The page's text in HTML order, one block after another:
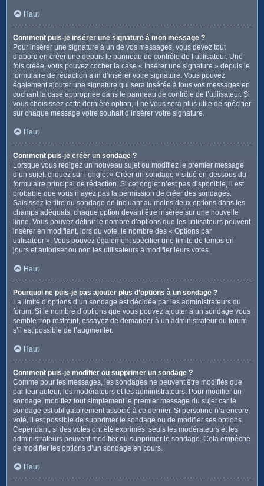
Haut
Comment puis-je insérer une signature à mon message ?
Pour insérer une signature à un de vos messages, vous devez tout
d’abord en créer une depuis le panneau de contrôle de l’utilisateur. Une
fois créée, vous pouvez cocher la case « Insérer une signature » depuis le
formulaire de rédaction afin d’insérer votre signature. Vous pouvez
également ajouter une signature qui sera insérée à tous vos messages en
cochant la case appropriée dans le panneau de contrôle de l’utilisateur. Si
vous choisissez cette dernière option, il ne vous sera plus utile de spécifier
sur chaque message votre souhait d’insérer votre signature.
Haut
Comment puis-je créer un sondage ?
Lorsque vous rédigez un nouveau sujet ou modifiez le premier message
d’un sujet, cliquez sur l’onglet « Créer un sondage » situé en-dessous du
formulaire principal de rédaction. Si cet onglet n’est pas disponible, il est
probable que vous n’ayez pas la permission de créer des sondages.
Saisissez le titre du sondage en incluant au moins deux options dans les
champs adéquats, chaque option devant être insérée sur une nouvelle
ligne. Vous pouvez définir le nombre d’options que les utilisateurs peuvent
insérer en modifiant, lors du vote, le nombre des « Options par
utilisateur ». Vous pouvez également spécifier une limite de temps en
jours et autoriser ou non les utilisateurs à modifier leurs votes.
Haut
Pourquoi ne puis-je pas ajouter plus d’options à un sondage ?
La limite d’options d’un sondage est décidée par les administrateurs du
forum. Si le nombre d’options que vous pouvez ajouter à un sondage vous
semble trop restreint, essayez de demander à un administrateur du forum
s’il est possible de l’augmenter.
Haut
Comment puis-je modifier ou supprimer un sondage ?
Comme pour les messages, les sondages ne peuvent être modifiés que
par leur auteur, les modérateurs et les administrateurs. Pour modifier un
sondage, modifiez tout simplement le premier message du sujet car le
sondage est obligatoirement associé à ce dernier. Si personne n’a encore
voté, il est possible de supprimer le sondage ou de modifier ses options.
Cependant, si des votes ont été exprimés, seuls les modérateurs et les
administrateurs peuvent modifier ou supprimer le sondage. Cela empêche
de modifier les options d’un sondage en cours.
Haut